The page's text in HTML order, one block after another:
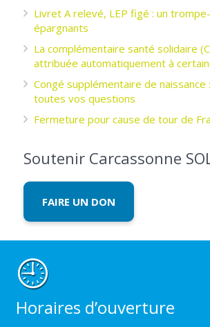
Livret A relevé, LEP figé : un
épargnants ­
La complémentaire santé solidaire
attribuée automatiquement à
Congé supplémentaire de naissance
toutes vos questions
Fermeture pour cause de tour de
Soutenir Carcassonne
FAIRE UN DON
Horaires d’ouverture